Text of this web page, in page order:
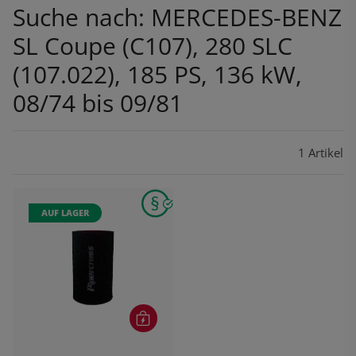
Suche nach: MERCEDES-BENZ
SL Coupe (C107), 280 SLC
(107.022), 185 PS, 136 kW,
08/74 bis 09/81
1 Artikel
AUF LAGER